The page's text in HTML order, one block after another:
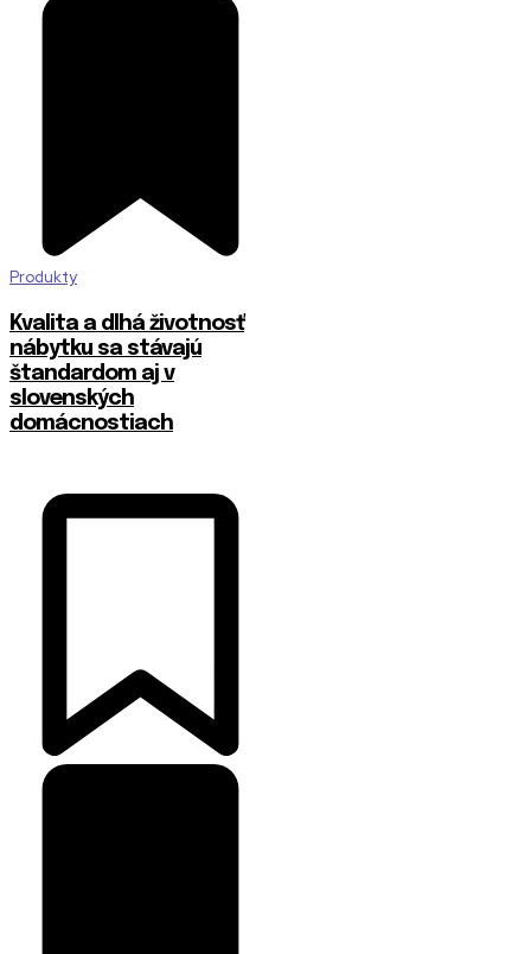
Produkty
​Kvalita a dlhá životnosť
nábytku sa stávajú
štandardom aj v
slovenských
domácnostiach